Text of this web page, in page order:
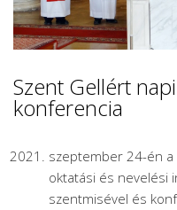
Szent Gellért
konferencia
szeptember 24-én a
oktatási és nevelési
szentmisével és